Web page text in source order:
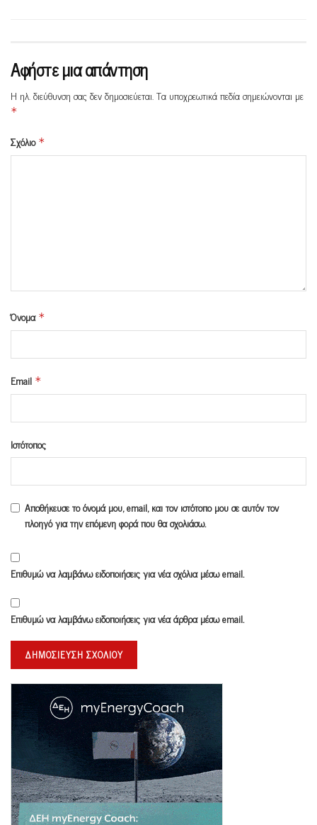
Αφήστε μια απάντηση
Η ηλ. διεύθυνση σας δεν δημοσιεύεται.Τα υποχρεωτικά πεδία σημειώνονται με
*
Σχόλιο *
Όνομα *
Email *
Ιστότοπος
Αποθήκευσε το όνομά μου, email, και τον ιστότοπο μου σε αυτόν τον
πλοηγό για την επόμενη φορά που θα σχολιάσω.
Επιθυμώ να λαμβάνω ειδοποιήσεις για νέα σχόλια μέσω email.
Επιθυμώ να λαμβάνω ειδοποιήσεις για νέα άρθρα μέσω email.